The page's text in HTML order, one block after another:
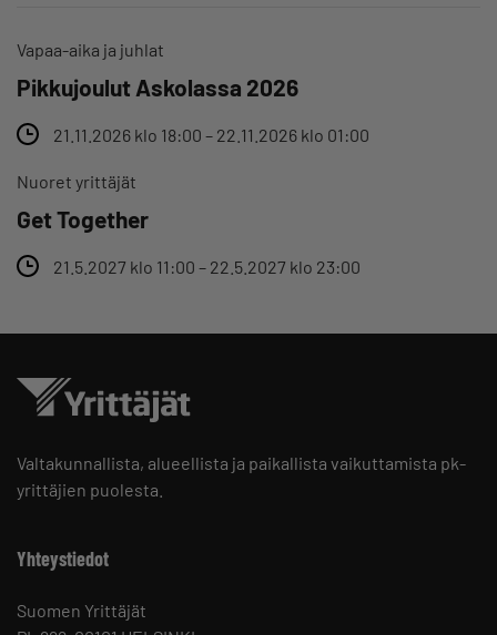
Vapaa-aika ja juhlat
Pikkujoulut Askolassa 2026
21.11.2026 klo 18:00 – 22.11.2026 klo 01:00
Nuoret yrittäjät
Get Together
21.5.2027 klo 11:00 – 22.5.2027 klo 23:00
Valtakunnallista, alueellista ja paikallista vaikuttamista pk-
yrittäjien puolesta.
Yhteystiedot
Suomen Yrittäjät